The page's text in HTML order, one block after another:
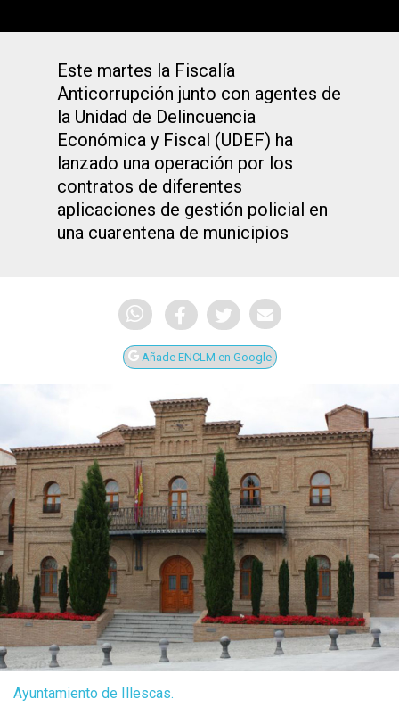
Este martes la Fiscalía
Anticorrupción junto con agentes de
la Unidad de Delincuencia
Económica y Fiscal (UDEF) ha
lanzado una operación por los
contratos de diferentes
aplicaciones de gestión policial en
una cuarentena de municipios
Añade ENCLM en Google
Ayuntamiento de Illescas.